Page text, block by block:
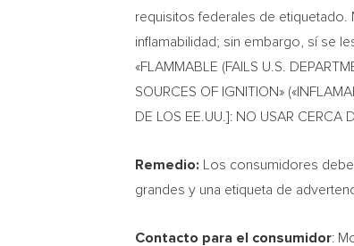
requisitos federales de
inflamabilidad; sin embargo, sí se
«FLAMMABLE (FAILS U.S.
SOURCES OF IGNITION»
DE LOS EE.UU.]: NO USAR CERCA
Remedio:
Los consumidores
grandes y una etiqueta de
Contacto para el consumidor: